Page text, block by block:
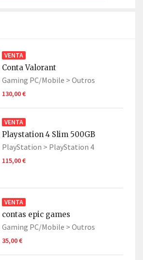
VENTA
Conta Valorant
Gaming PC/Mobile > Outros
130,00 €
VENTA
Playstation 4 Slim 500GB
PlayStation > PlayStation 4
115,00 €
VENTA
contas epic games
Gaming PC/Mobile > Outros
35,00 €